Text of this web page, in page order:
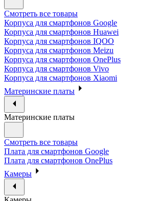
Смотреть все товары
Корпуса для смартфонов Google
Корпуса для смартфонов Huawei
Корпуса для смартфонов IQOO
Корпуса для смартфонов Meizu
Корпуса для смартфонов OnePlus
Корпуса для смартфонов Vivo
Корпуса для смартфонов Xiaomi
Материнские платы
Материнские платы
Смотреть все товары
Плата для смартфонов Google
Плата для смартфонов OnePlus
Камеры